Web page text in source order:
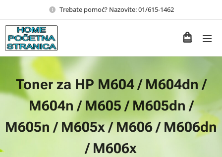
Trebate pomoć? Nazovite: 01/615-1462
Toner za HP M604 / M604dn /
M604n / M605 / M605dn /
M605n / M605x / M606 / M606dn
/ M606x